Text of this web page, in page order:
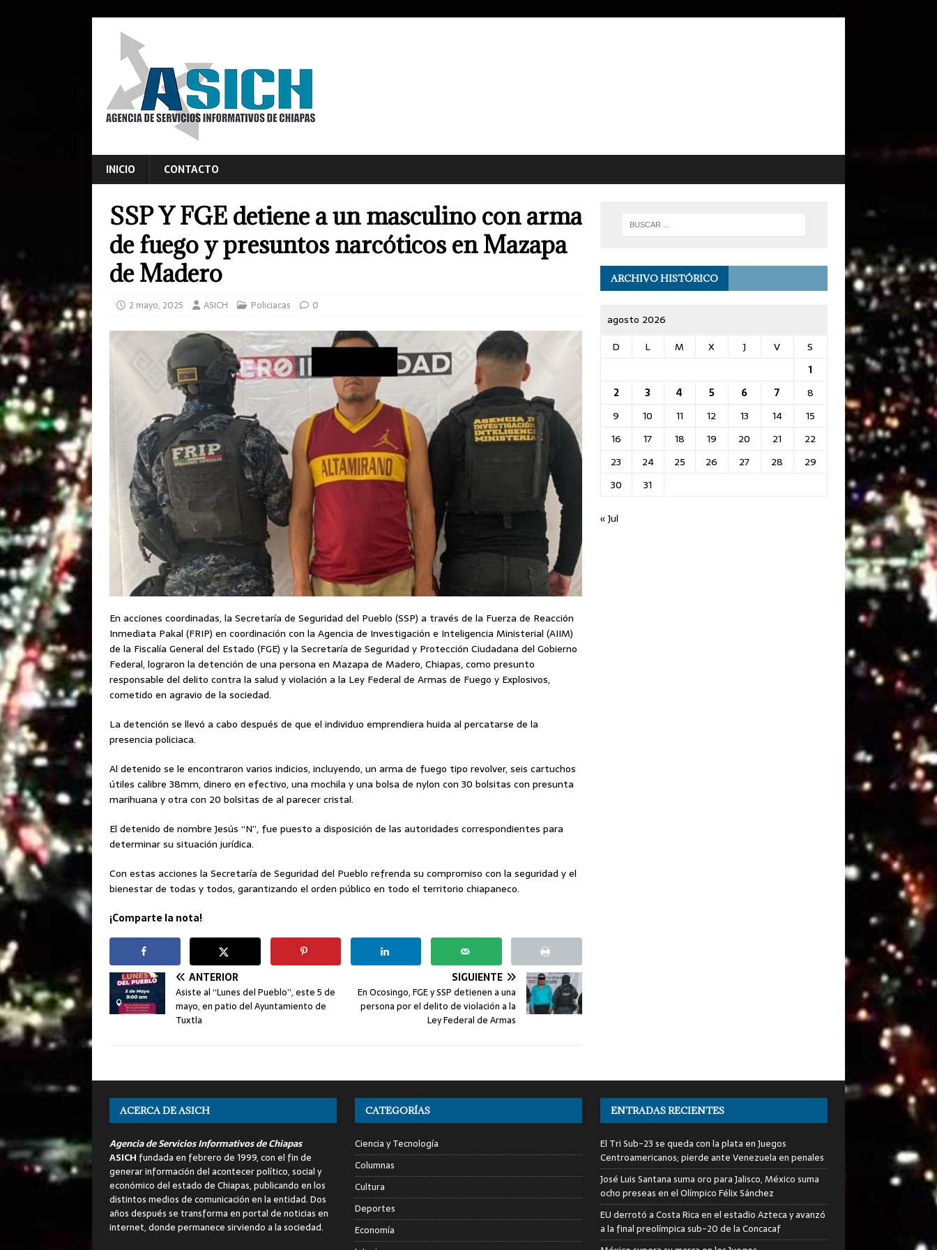
INICIO CONTACTO
SSP Y FGE detiene a un masculino con arma
de fuego y presuntos narcóticos en Mazapa
de Madero
2 mayo, 2025 ASICH Policiacas 0
En acciones coordinadas, la Secretaría de Seguridad del Pueblo (SSP) a través de la Fuerza de Reacción
Inmediata Pakal (FRIP) en coordinación con la Agencia de Investigación e Inteligencia Ministerial (AIIM)
de la Fiscalía General del Estado (FGE) y la Secretaría de Seguridad y Protección Ciudadana del Gobierno
Federal, lograron la detención de una persona en Mazapa de Madero, Chiapas, como presunto
responsable del delito contra la salud y violación a la Ley Federal de Armas de Fuego y Explosivos,
cometido en agravio de la sociedad.
La detención se llevó a cabo después de que el individuo emprendiera huida al percatarse de la
presencia policiaca.
Al detenido se le encontraron varios indicios, incluyendo, un arma de fuego tipo revolver, seis cartuchos
útiles calibre 38mm, dinero en efectivo, una mochila y una bolsa de nylon con 30 bolsitas con presunta
marihuana y otra con 20 bolsitas de al parecer cristal.
El detenido de nombre Jesús “N”, fue puesto a disposición de las autoridades correspondientes para
determinar su situación jurídica.
Con estas acciones la Secretaría de Seguridad del Pueblo refrenda su compromiso con la seguridad y el
bienestar de todas y todos, garantizando el orden público en todo el territorio chiapaneco.
¡Comparte la nota!
ANTERIOR
Asiste al “Lunes del Pueblo”, este 5 de
mayo, en patio del Ayuntamiento de
Tuxtla
SIGUIENTE
En Ocosingo, FGE y SSP detienen a una
persona por el delito de violación a la
Ley Federal de Armas
ARCHIVO HISTÓRICO
agosto 2026
D
L M X J V
S
1
2
3 4 5 6 7
8
9
10 11 12 13 14
15
16
17 18 19 20 21
22
23
24 25 26 27 28
29
30
31
« Jul
ACERCA DE ASICH
Agencia de Servicios Informativos de Chiapas
ASICH fundada en febrero de 1999, con el fin de
generar información del acontecer político, social y
económico del estado de Chiapas, publicando en los
distintos medios de comunicación en la entidad. Dos
años después se transforma en portal de noticias en
internet, donde permanece sirviendo a la sociedad.
CATEGORÍAS
Ciencia y Tecnología
Columnas
Cultura
Deportes
Economía
ENTRADAS RECIENTES
El Tri Sub-23 se queda con la plata en Juegos
Centroamericanos; pierde ante Venezuela en penales
José Luis Santana suma oro para Jalisco, México suma
ocho preseas en el Olímpico Félix Sánchez
EU derrotó a Costa Rica en el estadio Azteca y avanzó
a la final preolímpica sub-20 de la Concacaf